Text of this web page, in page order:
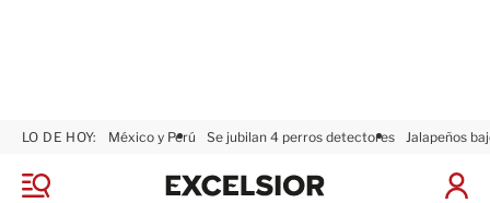
M
LO DE HOY: México y Perú Se jubilan 4 perros detectores Jalapeños
I
x